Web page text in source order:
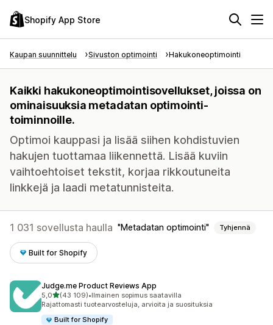
Shopify App Store
Kaupan suunnittelu Sivuston optimointi Hakukoneoptimointi
Kaikki hakukoneoptimointisovellukset, joissa on
ominaisuuksia metadatan optimointi-
toiminnoille.
Optimoi kauppasi ja lisää siihen kohdistuvien
hakujen tuottamaa liikennettä. Lisää kuviin
vaihtoehtoiset tekstit, korjaa rikkoutuneita
linkkejä ja laadi metatunnisteita.
1 031 sovellusta haulla Metadatan optimointi Tyhjennä
Built for Shopify
Judge.me Product Reviews App
5,0/ 5 tähteä
(43 109)
43109 arvostelua yhteensä
•Ilmainen sopimus saatavilla
Rajattomasti tuotearvosteluja, arvioita ja suosituksia
Built for Shopify